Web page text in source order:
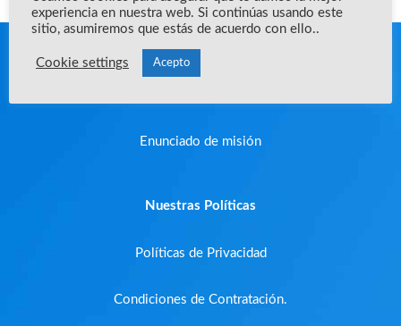
Acerca de la empresa
Enunciado de misión
Nuestras Políticas
Políticas de Privacidad
Condiciones de Contratación.
experiencia en nuestra web. Si continúas usando este
sitio, asumiremos que estás de acuerdo con ello..
Cookie settings Acepto